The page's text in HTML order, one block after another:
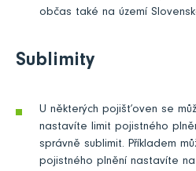
občas také na území
Sublimity
U některých pojišťoven se
nastavíte limit pojistného
správně sublimit. Příkladem
pojistného plnění nastavíte